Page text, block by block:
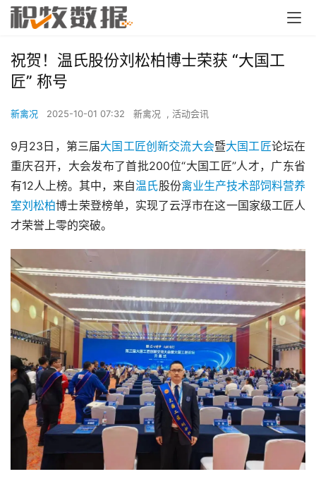
祝贺！温氏股份刘松柏博士荣获 “大国工
匠” 称号
新禽况 2025-10-01 07:32 新禽况 , 活动会讯
9月23日，第三届大国工匠创新交流大会暨大国工匠论坛在
重庆召开，大会发布了首批200位“大国工匠”人才，广东省
有12人上榜。其中，来自温氏股份禽业生产技术部饲料营养
室刘松柏博士荣登榜单，实现了云浮市在这一国家级工匠人
才荣誉上零的突破。